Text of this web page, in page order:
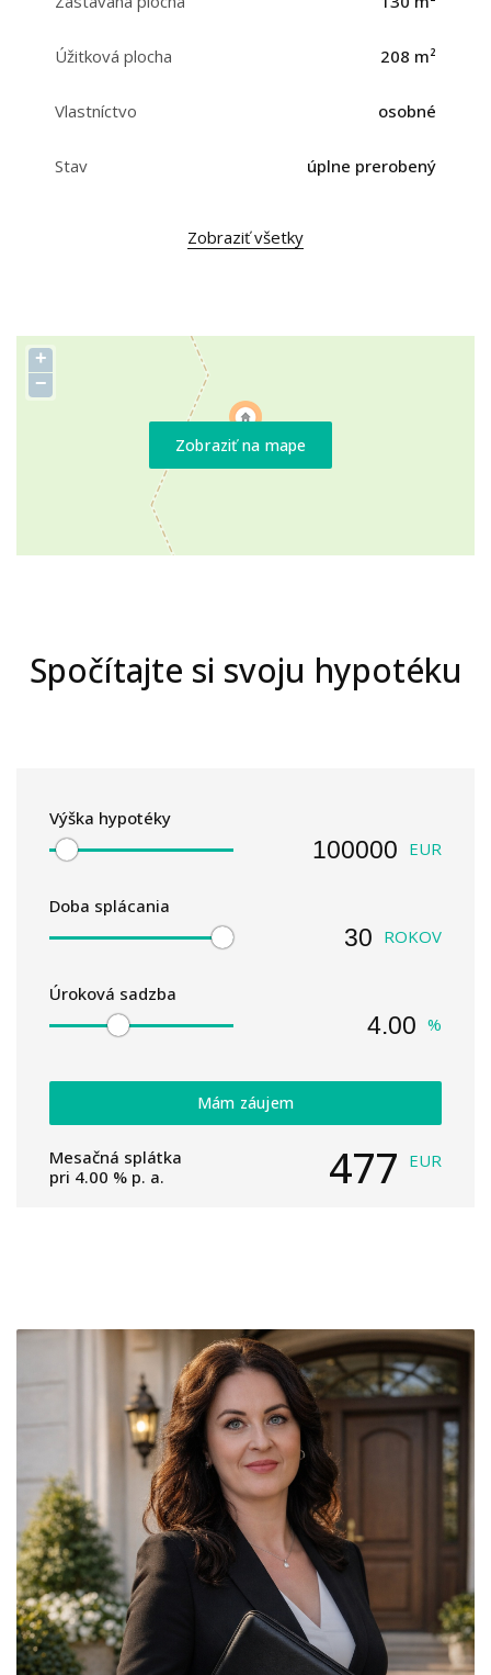
Úžitková plocha 208 m²
Vlastníctvo osobné
Stav úplne prerobený
Zobraziť všetky
Zobraziť na mape
+
−
Spočítajte si svoju hypotéku
Výška hypotéky
EUR
Doba splácania
ROKOV
Úroková sadzba
%
Mám záujem
Mesačná splátka
pri 4.00 % p. a. 477 EUR